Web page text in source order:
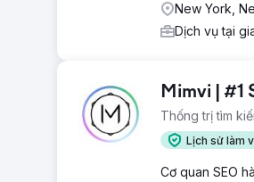
New York,
Dịch vụ tại
Mimvi | #1
Thống trị tìm
Lịch sử làm
Cơ quan SEO